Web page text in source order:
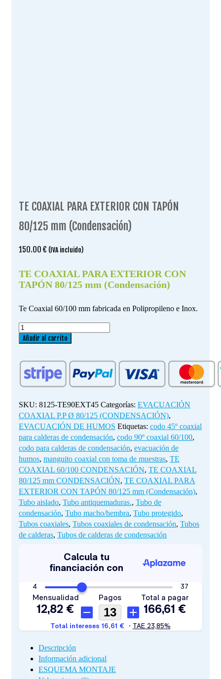
TE COAXIAL PARA EXTERIOR CON TAPÓN
80/125 mm (Condensación)
150.00 € (IVA incluido)
TE COAXIAL PARA EXTERIOR CON
TAPÓN 80/125 mm (Condensación)
Te Coaxial 60/100 mm fabricada en Polipropileno e Inox.
TE
COAXIAL
EXTERIOR
CON
TAPÓN
mm
(Condensación)
cantidad
Añadir al carrito
SKU: 8125-TE90EXT45 Categorías: EVACUACIÓN
COAXIAL P.P Ø 80/125 (CONDENSACIÓN),
EVACUACIÓN DE HUMOS Etiquetas: codo 45º coaxial
para calderas de condensación, codo 90º coaxial 60/100,
codo para calderas de condensación, evacuación de
humos, manguito coaxial con toma de muestras, TE
COAXIAL 60/100 CONDENSACIÓN, TE COAXIAL
80/125 mm CONDENSACIÓN, TE COAXIAL PARA
EXTERIOR CON TAPÓN 80/125 mm (Condensación),
Tubo aislado, Tubo antiquemaduras., Tubo de
condensación, Tubo macho/hembra, Tubo protegido,
Tubos coaxiales, Tubos coaxiales de condensación, Tubos
de calderas, Tubos de calderas de condensación
Descripción
Información adicional
ESQUEMA MONTAJE